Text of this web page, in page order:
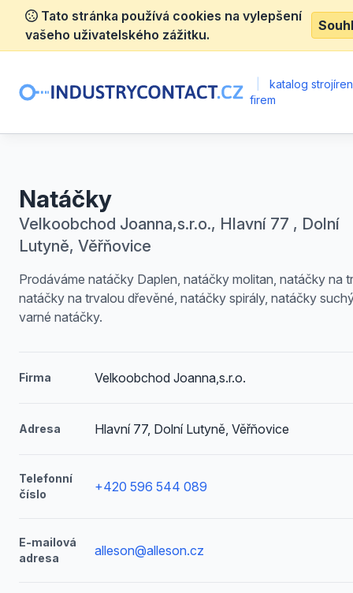
Tato stránka používá cookies na vylepšení
vašeho uživatelského zážitku.
katalog
firem
Natáčky
Velkoobchod Joanna,s.r.o., Hlavní 77 , Dolní
Lutyně, Věřňovice
Prodáváme natáčky Daplen, natáčky molitan, natáčky na
natáčky na trvalou dřevěné, natáčky spirály, natáčky
varné natáčky.
Firma Velkoobchod Joanna,s.r.o.
Adresa Hlavní 77, Dolní Lutyně, Věřňovice
Telefonní
číslo
+420 596 544 089
E-mailová
adresa
alleson@alleson.cz